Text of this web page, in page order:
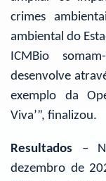
crimes
ambiental do
ICMBio
desenvolve
exemplo da
Viva’”, finalizou.
Resultados –
dezembro de